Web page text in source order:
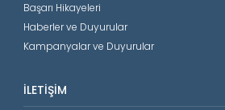
Başarı Hikayeleri
Haberler ve Duyurular
Kampanyalar ve Duyurular
İLETIŞIM